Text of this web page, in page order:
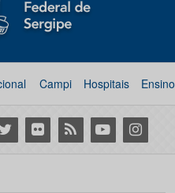
Campi Hospitais Ensino
Twitter Flickr RSS YoutubeInstagram